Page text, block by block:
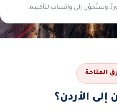
وستُحوَّل إلى واتساب لتأكيده.
المتاحة
الأردن؟